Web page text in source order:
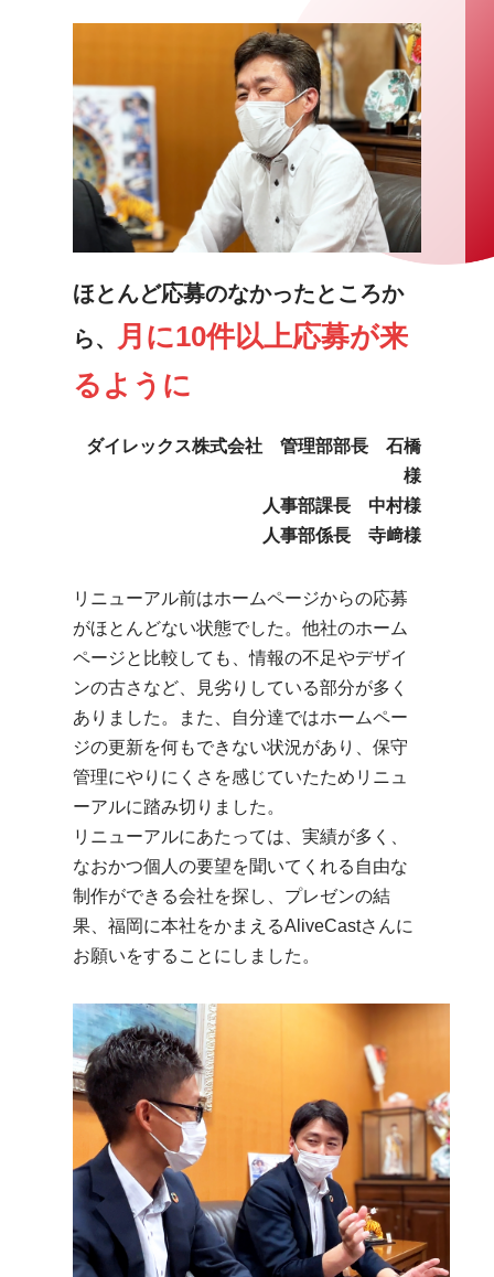
ほとんど応募のなかったところか
ら、
月に10件以上応募が来
るように
ダイレックス株式会社 管理部部長 石橋
様
人事部課長 中村様
人事部係長 寺﨑様
リニューアル前はホームページからの応募
がほとんどない状態でした。他社のホーム
ページと比較しても、情報の不足やデザイ
ンの古さなど、見劣りしている部分が多く
ありました。また、自分達ではホームペー
ジの更新を何もできない状況があり、保守
管理にやりにくさを感じていたためリニュ
ーアルに踏み切りました。
リニューアルにあたっては、実績が多く、
なおかつ個人の要望を聞いてくれる自由な
制作ができる会社を探し、プレゼンの結
果、福岡に本社をかまえるAliveCastさんに
お願いをすることにしました。